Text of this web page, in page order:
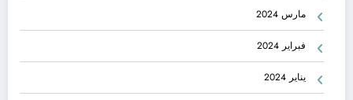
مارس 2024
فبراير 2024
يناير 2024